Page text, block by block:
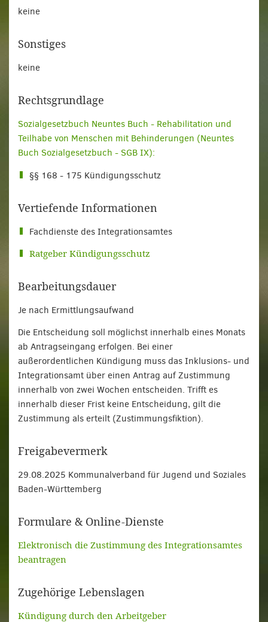
keine
Sonstiges
keine
Rechtsgrundlage
Sozialgesetzbuch Neuntes Buch - Rehabilitation und
Teilhabe von Menschen mit Behinderungen (Neuntes
Buch Sozialgesetzbuch - SGB IX):
§§ 168 - 175 Kündigungsschutz
Vertiefende Informationen
Fachdienste des Integrationsamtes
Ratgeber Kündigungsschutz
Bearbeitungsdauer
Je nach Ermittlungsaufwand
Die Entscheidung soll möglichst innerhalb eines Monats
ab Antragseingang erfolgen. Bei einer
außerordentlichen Kündigung muss das Inklusions- und
Integrationsamt über einen Antrag auf Zustimmung
innerhalb von zwei Wochen entscheiden. Trifft es
innerhalb dieser Frist keine Entscheidung, gilt die
Zustimmung als erteilt (Zustimmungsfiktion).
Freigabevermerk
29.08.2025 Kommunalverband für Jugend und Soziales
Baden-Württemberg
Formulare & Online-Dienste
Elektronisch die Zustimmung des Integrationsamtes
beantragen
Zugehörige Lebenslagen
Kündigung durch den Arbeitgeber